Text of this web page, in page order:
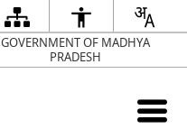
GOVERNMENT OF MADHYA
PRADESH